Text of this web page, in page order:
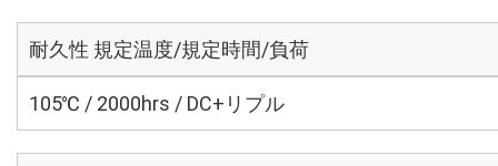
耐久性 規定温度/規定時間/負荷
105℃ / 2000hrs / DC+リプル